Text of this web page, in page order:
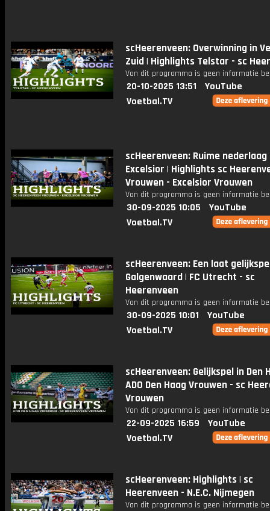
scHeerenveen: Overwinning in
Zuid | Highlights Telstar - sc
Van dit programma is geen informatie
20-10-2025 13:51
YouTube
Voetbal.TV
scHeerenveen: Ruime
Excelsior | Highlights sc
Vrouwen - Excelsior Vrouwen
Van dit programma is geen informatie
30-09-2025 10:05
YouTube
Voetbal.TV
scHeerenveen: Een laat
Galgenwaard | FC Utrecht - sc
Heerenveen
Van dit programma is geen informatie
30-09-2025 10:01
YouTube
Voetbal.TV
scHeerenveen: Gelijkspel in Den
ADO Den Haag Vrouwen - sc
Vrouwen
Van dit programma is geen informatie
22-09-2025 16:59
YouTube
Voetbal.TV
scHeerenveen: Highlights | sc
Heerenveen - N.E.C. Nijmegen
Van dit programma is geen informatie